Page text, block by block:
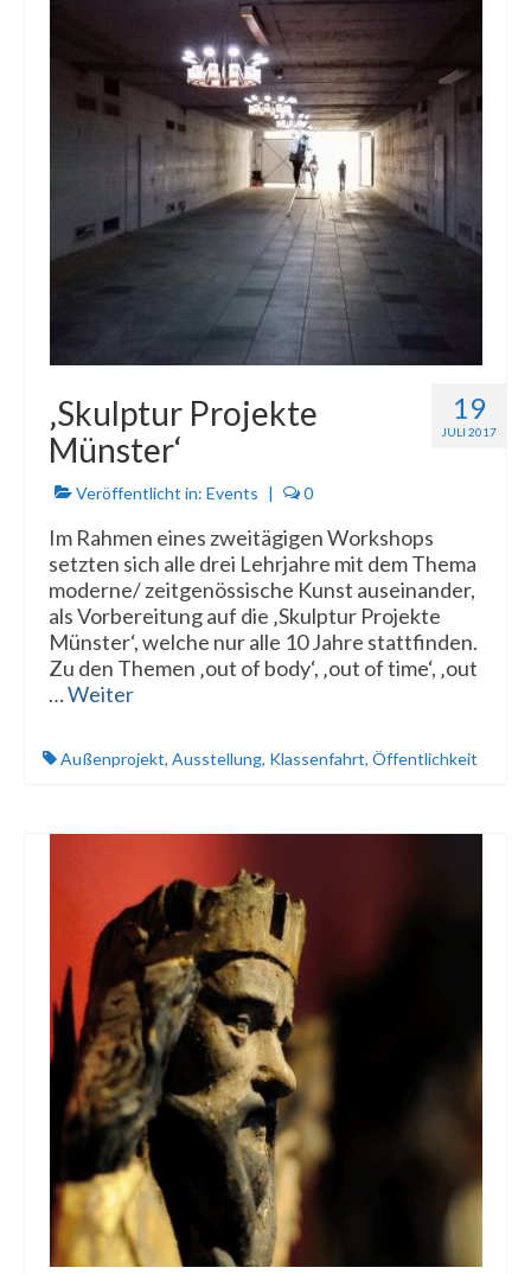
19
JULI 2017
‚Skulptur Projekte
Münster‘
Veröffentlicht in: Events | 0
Im Rahmen eines zweitägigen Workshops
setzten sich alle drei Lehrjahre mit dem Thema
moderne/ zeitgenössische Kunst auseinander,
als Vorbereitung auf die ‚Skulptur Projekte
Münster‘, welche nur alle 10 Jahre stattfinden.
Zu den Themen ‚out of body‘, ‚out of time‘, ‚out
…Weiter
Außenprojekt, Ausstellung, Klassenfahrt, Öffentlichkeit